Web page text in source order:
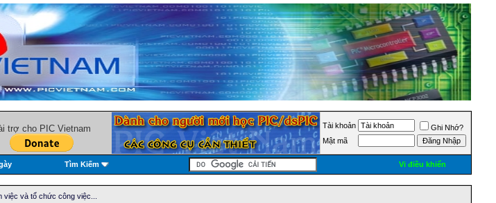
trợ cho PIC Vietnam Tài khoản
Ghi Nhớ?
Mật mã
Tìm Kiếm Vi điều khiển
và tổ chức công việc...